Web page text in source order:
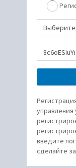
введите
сделайте